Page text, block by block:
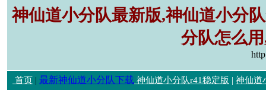
神仙道小分队最新版,神仙道小分
分队怎么
首页 | 最新神仙道小分队下载 神仙道小分队r41稳定版 | 神仙道